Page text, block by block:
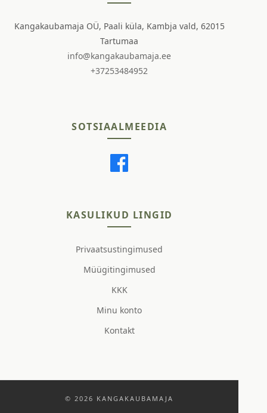
Kangakaubamaja OÜ, Paali küla, Kambja vald, 62015
Tartumaa
info@kangakaubamaja.ee
+37253484952
SOTSIAALMEEDIA
KASULIKUD LINGID
Privaatsustingimused
Müügitingimused
KKK
Minu konto
Kontakt
© 2026 KANGAKAUBAMAJA